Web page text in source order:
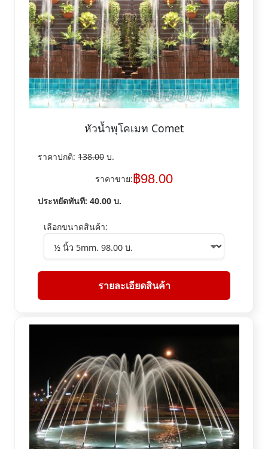
หัวน้ำพุโคเมท Comet
ราคาปกติ: 138.00 บ.
ราคาขาย: ฿98.00
ประหยัดทันที: 40.00 บ.
เลือกขนาดสินค้า:
รายละเอียดสินค้า